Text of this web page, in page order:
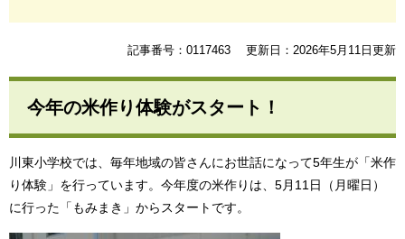
記事番号：0117463 更新日：2026年5月11日更新
今年の米作り体験がスタート！
川東小学校では、毎年地域の皆さんにお世話になって5年生が「米作
り体験」を行っています。今年度の米作りは、5月11日（月曜日）
に行った「もみまき」からスタートです。